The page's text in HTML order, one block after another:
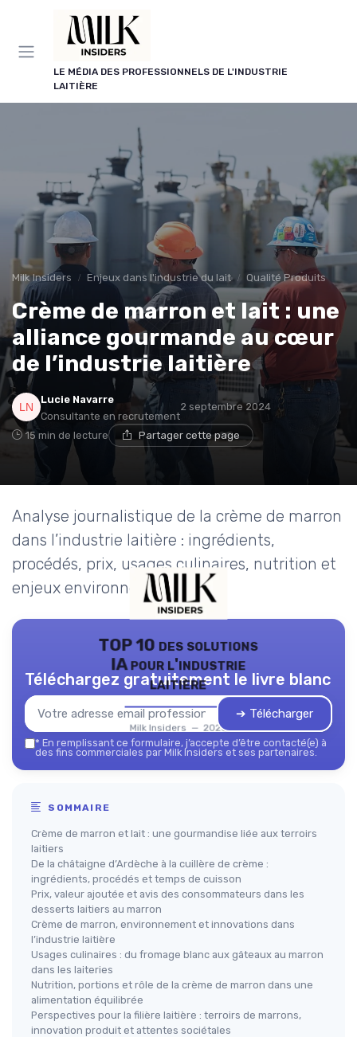
LE MÉDIA DES PROFESSIONNELS DE L'INDUSTRIE
LAITIÈRE
Milk Insiders Enjeux dans l'industrie du lait Qualité Produits
Crème de marron et lait : une
alliance gourmande au cœur
de l’industrie laitière
Lucie Navarre
Consultante en recrutement
2 septembre 2024
15 min de lecture Partager cette page
Analyse journalistique de la crème de marron
dans l’industrie laitière : ingrédients,
procédés, prix, usages culinaires, nutrition et
enjeux environnementaux.
TOP 10 des solutions
IA pour l'industrie
laitière
Milk Insiders — 2026
Téléchargez gratuitement le livre blanc
➔ Télécharger
* En remplissant ce formulaire, j’accepte d’être contacté(e) à
des fins commerciales par Milk Insiders et ses partenaires.
SOMMAIRE
Crème de marron et lait : une gourmandise liée aux terroirs
laitiers
De la châtaigne d’Ardèche à la cuillère de crème :
ingrédients, procédés et temps de cuisson
Prix, valeur ajoutée et avis des consommateurs dans les
desserts laitiers au marron
Crème de marron, environnement et innovations dans
l’industrie laitière
Usages culinaires : du fromage blanc aux gâteaux au marron
dans les laiteries
Nutrition, portions et rôle de la crème de marron dans une
alimentation équilibrée
Perspectives pour la filière laitière : terroirs de marrons,
innovation produit et attentes sociétales